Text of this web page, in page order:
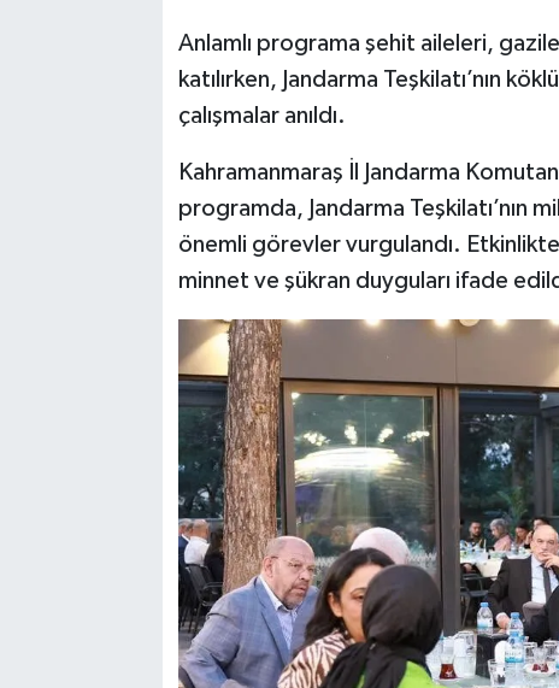
Anlamlı programa şehit aileleri,
katılırken, Jandarma Teşkilatı’nın
çalışmalar anıldı.
Kahramanmaraş İl Jandarma
programda, Jandarma Teşkilatı’nın
önemli görevler vurgulandı.
minnet ve şükran duyguları ifade